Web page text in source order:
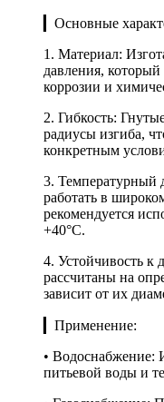
▎Основные
1. Материал:
давления,
коррозии и
2. Гибкость:
радиусы изгиба,
конкретным
3. Температурный
работать в
рекомендуется
+40°C.
4. Устойчивость
рассчитаны на
зависит от их
▎Применение:
• Водоснабжение:
питьевой воды и